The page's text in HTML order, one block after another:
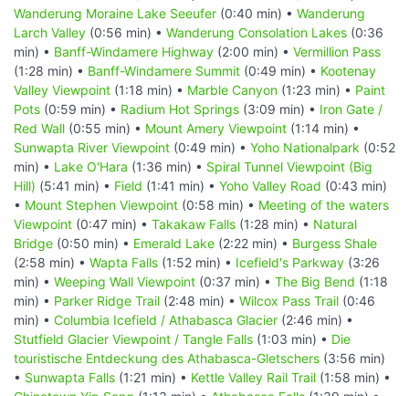
Wanderung Moraine Lake Seeufer (0:40 min) • Wanderung
Larch Valley (0:56 min) • Wanderung Consolation Lakes (0:36
min) • Banff-Windamere Highway (2:00 min) • Vermillion Pass
(1:28 min) • Banff-Windamere Summit (0:49 min) • Kootenay
Valley Viewpoint (1:18 min) • Marble Canyon (1:23 min) • Paint
Pots (0:59 min) • Radium Hot Springs (3:09 min) • Iron Gate /
Red Wall (0:55 min) • Mount Amery Viewpoint (1:14 min) •
Sunwapta River Viewpoint (0:49 min) • Yoho Nationalpark (0:52
min) • Lake O'Hara (1:36 min) • Spiral Tunnel Viewpoint (Big
Hill) (5:41 min) • Field (1:41 min) • Yoho Valley Road (0:43 min)
• Mount Stephen Viewpoint (0:58 min) • Meeting of the waters
Viewpoint (0:47 min) • Takakaw Falls (1:28 min) • Natural
Bridge (0:50 min) • Emerald Lake (2:22 min) • Burgess Shale
(2:58 min) • Wapta Falls (1:52 min) • Icefield's Parkway (3:26
min) • Weeping Wall Viewpoint (0:37 min) • The Big Bend (1:18
min) • Parker Ridge Trail (2:48 min) • Wilcox Pass Trail (0:46
min) • Columbia Icefield / Athabasca Glacier (2:46 min) •
Stutfield Glacier Viewpoint / Tangle Falls (1:03 min) • Die
touristische Entdeckung des Athabasca-Gletschers (3:56 min)
• Sunwapta Falls (1:21 min) • Kettle Valley Rail Trail (1:58 min) •